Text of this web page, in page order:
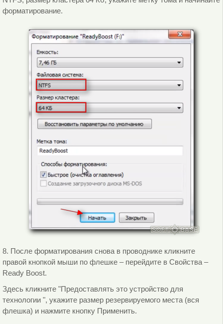
форматирование.
8. После форматирования снова в проводнике кликните
правой кнопкой мыши по флешке – перейдите в Свойства –
Ready Boost.
Здесь кликните "Предоставлять это устройство для
технологии ", укажите размер резервируемого места (вся
флешка) и нажмите кнопку Применить.